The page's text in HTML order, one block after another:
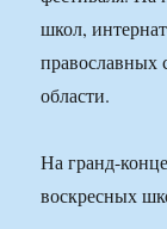
школ,
православных
области.
На гранд-
воскресных